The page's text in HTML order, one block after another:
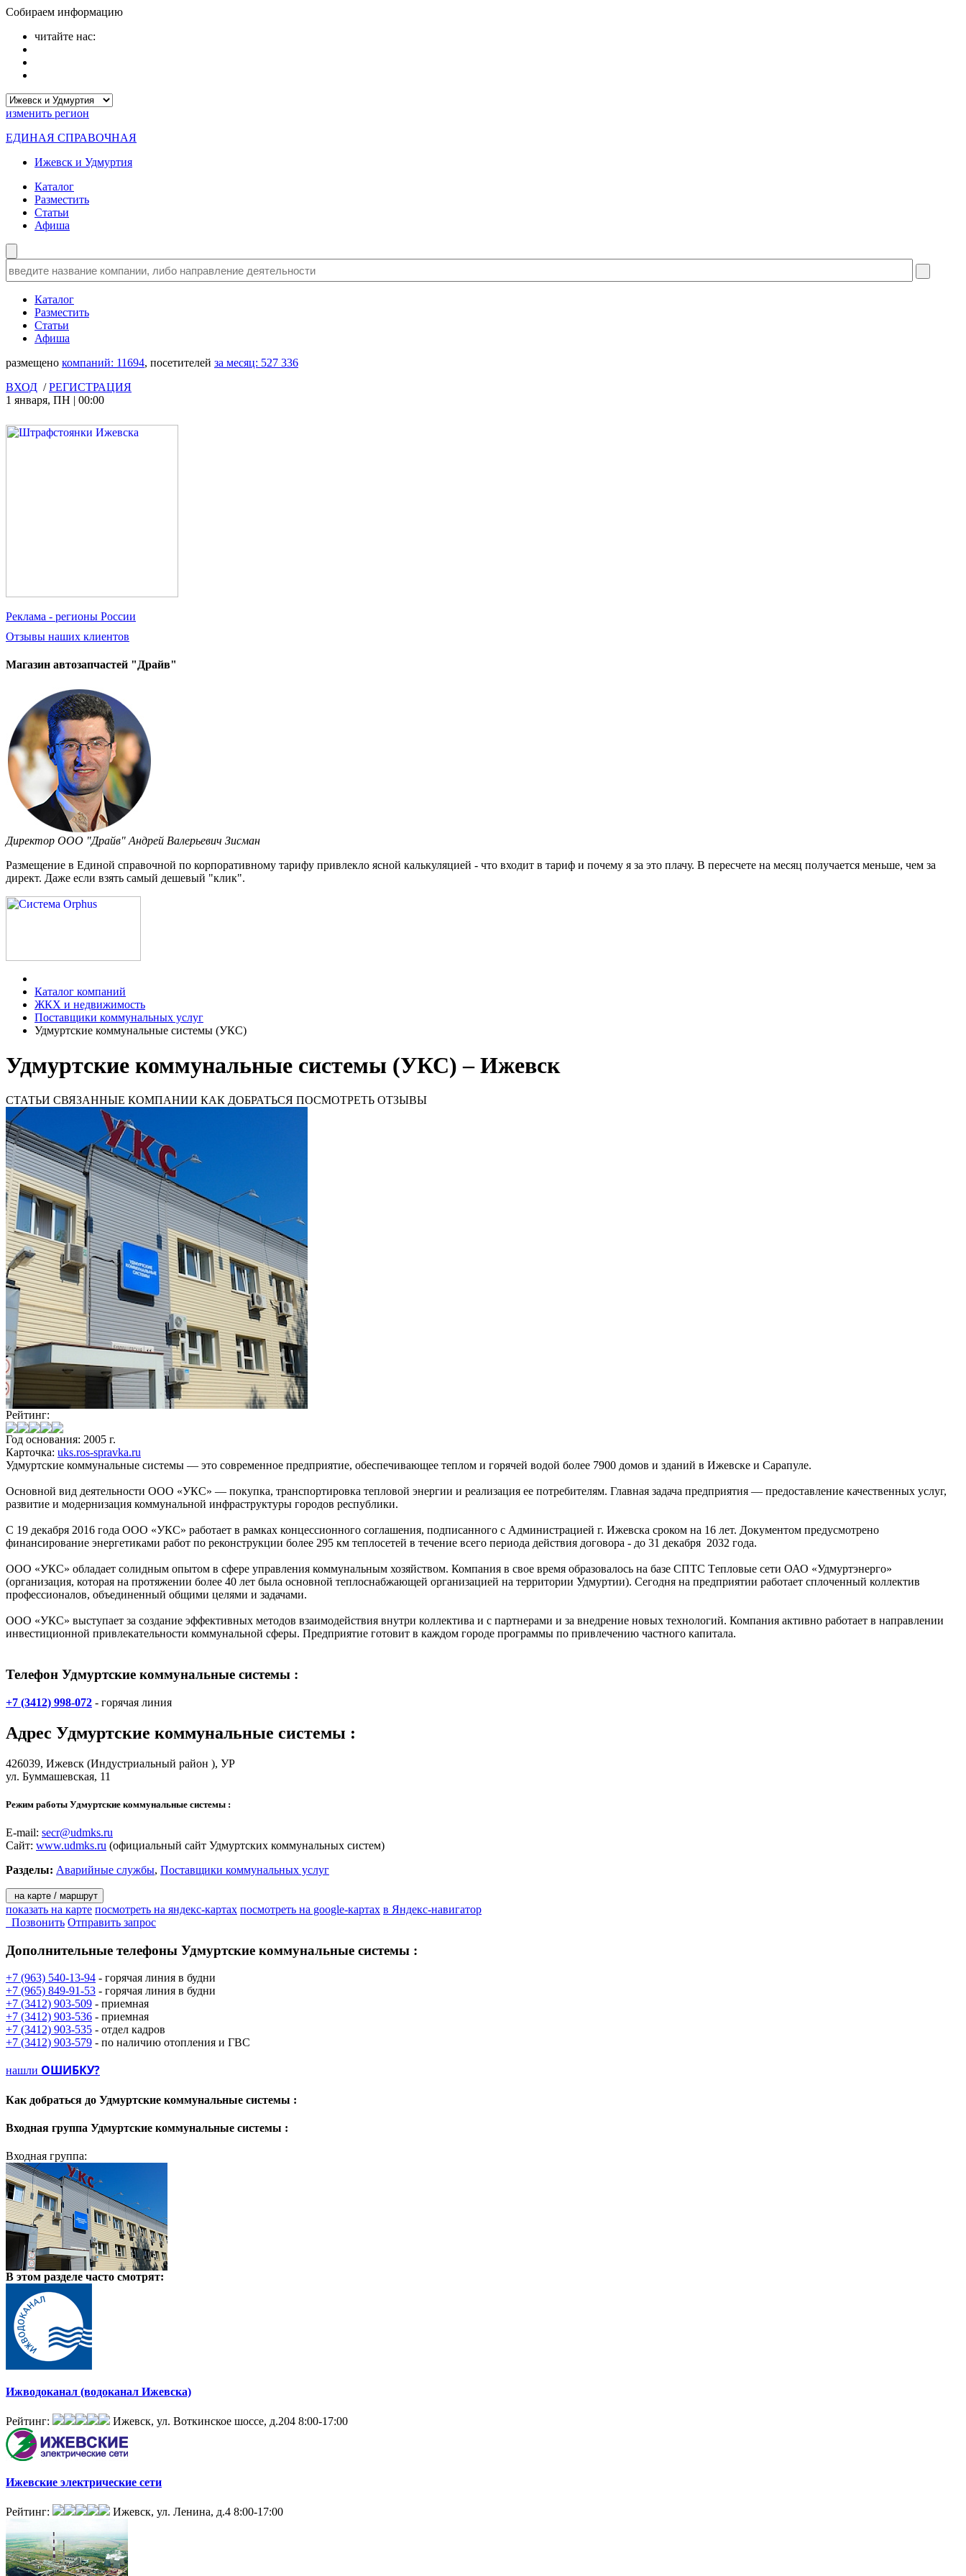
Собираем информацию
читайте нас:
изменить регион
ЕДИНАЯ СПРАВОЧНАЯ
Ижевск и Удмуртия
Каталог
Разместить
Статьи
Афиша
Каталог
Разместить
Статьи
Афиша
размещено компаний: 11694, посетителей за месяц: 527 336
ВХОД /РЕГИСТРАЦИЯ
1 января, ПН | 00:00
Реклама - регионы России
Отзывы наших клиентов
Магазин автозапчастей "Драйв"
Директор ООО "Драйв" Андрей Валерьевич Зисман
Размещение в Единой справочной по корпоративному тарифу привлекло ясной калькуляцией - что входит в тариф и почему я за это плачу. В пересчете на месяц получается меньше, чем за
директ. Даже если взять самый дешевый "клик".
Каталог компаний
ЖКХ и недвижимость
Поставщики коммунальных услуг
Удмуртские коммунальные системы (УКС)
Удмуртские коммунальные системы (УКС) – Ижевск
СТАТЬИ СВЯЗАННЫЕ КОМПАНИИ КАК ДОБРАТЬСЯ ПОСМОТРЕТЬ ОТЗЫВЫ
Рейтинг:
Год основания: 2005 г.
Карточка: uks.ros-spravka.ru
Удмуртские коммунальные системы — это современное предприятие, обеспечивающее тeплом и горячей водой более 7900 домов и зданий в Ижевске и Сарапуле.
Основной вид деятельности ООО «УКС» — покупка, транспортировка тепловой энергии и реализация ее потребителям. Главная задача предприятия — предоставление качественных услуг,
развитие и модернизация коммунальной инфраструктуры городов республики.
С 19 декабря 2016 года ООО «УКС» работает в рамках концессионного соглашения, подписанного с Администрацией г. Ижевска сроком на 16 лет. Документом предусмотрено
финансирование энергетиками работ по реконструкции более 295 км теплосетей в течение всего периода действия договора - до 31 декабря 2032 года.
ООО «УКС» обладает солидным опытом в сфере управления коммунальным хозяйством. Компания в свое время образовалось на базе СПТС Тeпловые сети ОАО «Удмуртэнерго»
(организация, которая на протяжении более 40 лет была основной тeплоснабжающей организацией на территории Удмуртии). Сегодня на предприятии работает сплоченный коллектив
профессионалов, объединенный общими целями и задачами.
ООО «УКС» выступает за создание эффективных методов взаимодействия внутри коллектива и с партнерами и за внедрение новых технологий. Компания активно работает в направлении
инвестиционной привлекательности коммунальной сферы. Предприятие готовит в каждом городе программы по привлечению частного капитала.
Телефон Удмуртские коммунальные системы :
+7 (3412) 998-072 - горячая линия
Адрес Удмуртские коммунальные системы :
426039, Ижевск (Индустриальный район ), УР
ул. Буммашевская, 11
Режим работы Удмуртские коммунальные системы :
E-mail: secr@udmks.ru
Сайт: www.udmks.ru (официальный сайт Удмуртских коммунальных систем)
Разделы: Аварийные службы, Поставщики коммунальных услуг
на карте / маршрут
показать на карте посмотреть на яндекс-картах посмотреть на google-картах в Яндекс-навигатор
Позвонить Отправить запрос
Дополнительные телефоны Удмуртские коммунальные системы :
+7 (963) 540-13-94 - горячая линия в будни
+7 (965) 849-91-53 - горячая линия в будни
+7 (3412) 903-509 - приемная
+7 (3412) 903-536 - приемная
+7 (3412) 903-535 - отдел кадров
+7 (3412) 903-579 - по наличию отопления и ГВС
нашли ОШИБКУ?
Как добраться до Удмуртские коммунальные системы :
Входная группа Удмуртские коммунальные системы :
Входная группа:
В этом разделе часто смотрят:
Ижводоканал (водоканал Ижевска)
Рейтинг: Ижевск, ул. Воткинское шоссе, д.204 8:00-17:00
Ижевские электрические сети
Рейтинг: Ижевск, ул. Ленина, д.4 8:00-17:00